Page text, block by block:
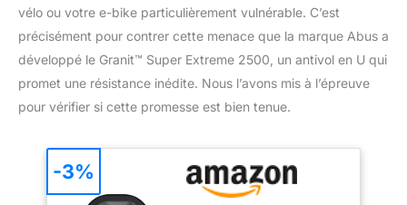
vélo ou votre e-bike particulièrement vulnérable. C’est
précisément pour contrer cette menace que la marque Abus a
développé le Granit™ Super Extreme 2500, un antivol en U qui
promet une résistance inédite. Nous l’avons mis à l’épreuve
pour vérifier si cette promesse est bien tenue.
-3%